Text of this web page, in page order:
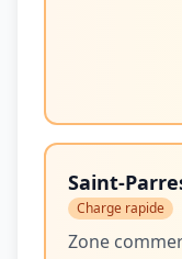
Saint-
Charge rapide
Zone